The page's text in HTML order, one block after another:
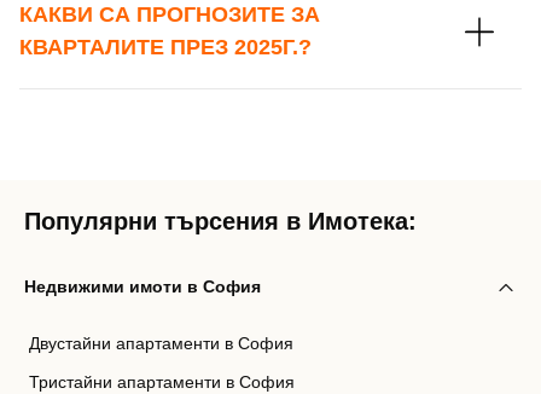
КАКВИ СА ПРОГНОЗИТЕ ЗА
КВАРТАЛИТЕ ПРЕЗ 2025Г.?
Популярни търсения в Имотека:
Недвижими имоти в София
Двустайни апартаменти в София
Тристайни апартаменти в София